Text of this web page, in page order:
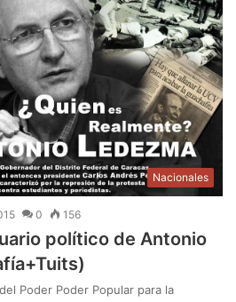
Nacionales
0 156
político de Antonio
Poder Poder Popular para la